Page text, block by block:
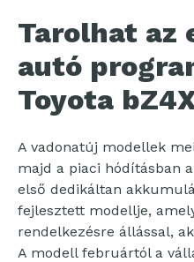
Tarolhat az
autó
Toyota
A vadonatúj modellek
majd a piaci hódításban
első dedikáltan
fejlesztett modellje,
rendelkezésre állással,
A modell februártól a